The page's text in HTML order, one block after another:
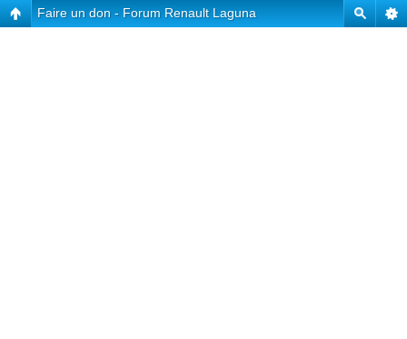
Faire un don - Forum Renault Laguna